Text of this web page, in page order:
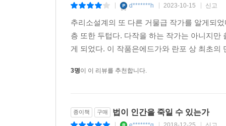
d*******h 2023-10-15 신고
추리소설계의 또 다른 거물급 작가를 알게되
층 또한 두텁다. 다작을 하는 작가는 아니지
게 되었다. 이 작품은에드가와 란포 상 최초
3명이 이 리뷰를 추천합니다.
종이책 구매 법이 인간을 죽일 수 있는가